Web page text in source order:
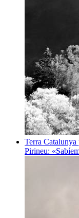
Terra Catalunya
Pirineu: